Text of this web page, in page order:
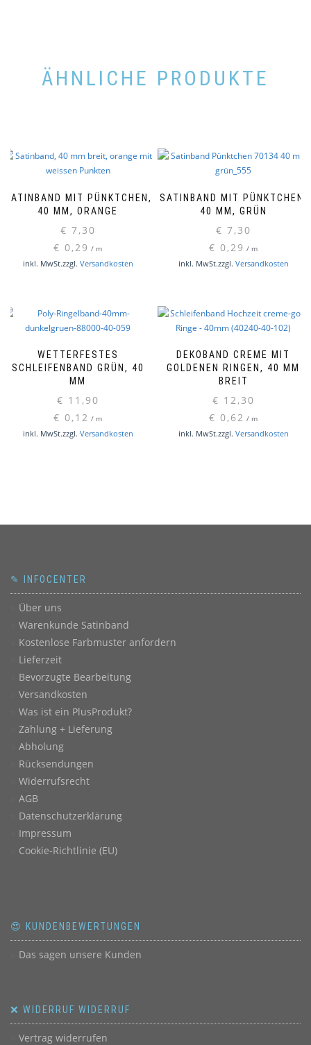
ÄHNLICHE PRODUKTE
SATINBAND MIT PÜNKTCHEN,
40 MM, ORANGE
€ 7,30
€ 0,29 / m
inkl. MwSt.zzgl. Versandkosten
SATINBAND MIT PÜNKTCHEN,
40 MM, GRÜN
€ 7,30
€ 0,29 / m
inkl. MwSt.zzgl. Versandkosten
WETTERFESTES
SCHLEIFENBAND GRÜN, 40
MM
€ 11,90
€ 0,12 / m
inkl. MwSt.zzgl. Versandkosten
DEKOBAND CREME MIT
GOLDENEN RINGEN, 40 MM
BREIT
€ 12,30
€ 0,62 / m
inkl. MwSt.zzgl. Versandkosten
✎ INFOCENTER
Über uns
Warenkunde Satinband
Kostenlose Farbmuster anfordern
Lieferzeit
Bevorzugte Bearbeitung
Versandkosten
Was ist ein PlusProdukt?
Zahlung + Lieferung
Abholung
Rücksendungen
Widerrufsrecht
AGB
Datenschutzerklärung
Impressum
Cookie-Richtlinie (EU)
😍 KUNDENBEWERTUNGEN
Das sagen unsere Kunden
❌ WIDERRUF WIDERRUF
Vertrag widerrufen